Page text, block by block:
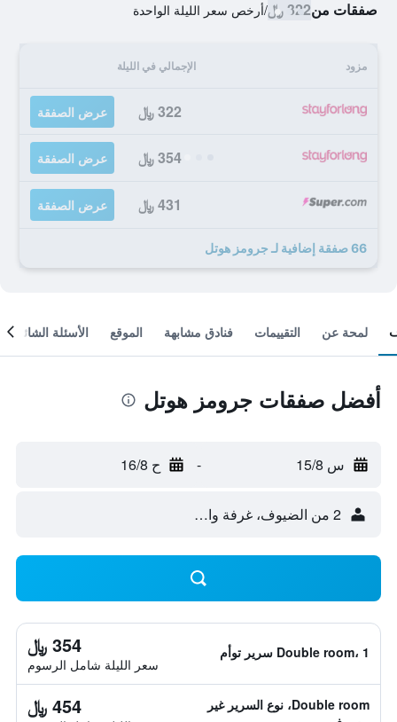
صفقات من322 ﷼ /أرخص سعر الليلة الواحدة
مزود الإجمالي في الليلة
322 ﷼ عرض الصفقة
354 ﷼ عرض الصفقة
431 ﷼ عرض الصفقة
66 صفقة إضافية لـ جرومز هوتل
لمحة عن التقييمات فنادق مشابهة الموقع الأسئلة الشائعة
أفضل صفقات جرومز هوتل
س 15/8 - ح 16/8
2 من الضيوف، غرفة واحدة
Double room، 1 سرير توأم 354 ﷼
سعر الليلة شامل الرسوم
Double room، نوع السرير غير
454 ﷼